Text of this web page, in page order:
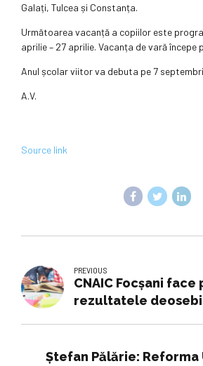
Galați, Tulcea și Constanța.
Următoarea vacanță a copiilor este
aprilie – 27 aprilie. Vacanța de vară începe
Anul școlar viitor va debuta pe 7
A.V.
Source link
PREVIOUS
CNAIC Focșani
rezultatele
„Lazăr Edeleanu”
Ștefan Pălărie: Reforma